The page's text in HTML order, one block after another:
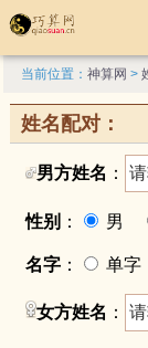
当前位置：神算网 >
姓名配对：
男方姓名 ：
性别 ： 男
名字： 单字
女方姓名 ：